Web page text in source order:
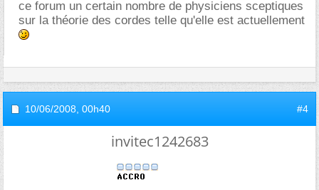
ce forum un certain nombre de physiciens sceptiques
sur la théorie des cordes telle qu'elle est actuellement
10/06/2008, 00h40 #4
invitec1242683